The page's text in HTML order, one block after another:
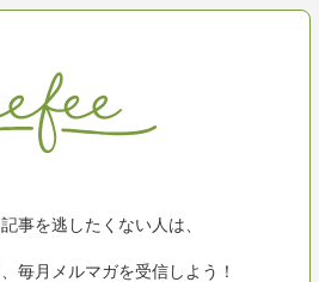
事を逃したくない人は、
毎月メルマガを受信しよう！